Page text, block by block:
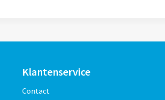
Klantenservice
Contact